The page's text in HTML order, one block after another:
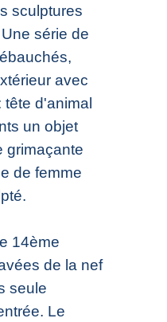
sculptures
série de
avec
tête d'animal
un objet
grimaçante
de femme
14ème
de la nef
seule
Le